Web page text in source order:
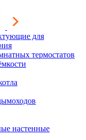
для
термостатов
настенные